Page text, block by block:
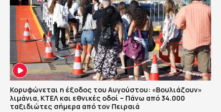
Κορυφώνεται η έξοδος του Αυγούστου: «Βουλιάζουν»
λιμάνια, ΚΤΕΛ και εθνικές οδοί – Πάνω από 34.000
ταξιδιώτες σήμερα από τον Πειραιά